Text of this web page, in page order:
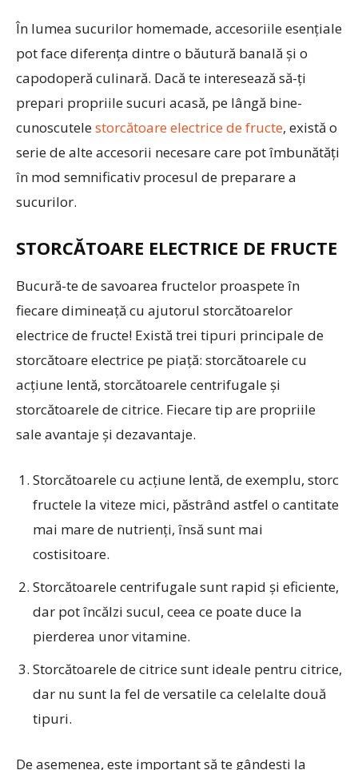
În lumea sucurilor homemade, accesoriile esențiale
pot face diferența dintre o băutură banală și o
capodoperă culinară. Dacă te interesează să-ți
prepari propriile sucuri acasă, pe lângă bine-
cunoscutelestorcătoare electrice de fructe, există o
serie de alte accesorii necesare care pot îmbunătăți
în mod semnificativ procesul de preparare a
sucurilor.
STORCĂTOARE ELECTRICE DE FRUCTE
Bucură-te de savoarea fructelor proaspete în
fiecare dimineață cu ajutorul storcătoarelor
electrice de fructe! Există trei tipuri principale de
storcătoare electrice pe piață: storcătoarele cu
acțiune lentă, storcătoarele centrifugale și
storcătoarele de citrice. Fiecare tip are propriile
sale avantaje și dezavantaje.
Storcătoarele cu acțiune lentă, de exemplu, storc
fructele la viteze mici, păstrând astfel o cantitate
mai mare de nutrienți, însă sunt mai
costisitoare.
Storcătoarele centrifugale sunt rapid și eficiente,
dar pot încălzi sucul, ceea ce poate duce la
pierderea unor vitamine.
Storcătoarele de citrice sunt ideale pentru citrice,
dar nu sunt la fel de versatile ca celelalte două
tipuri.
De asemenea, este important să te gândești la